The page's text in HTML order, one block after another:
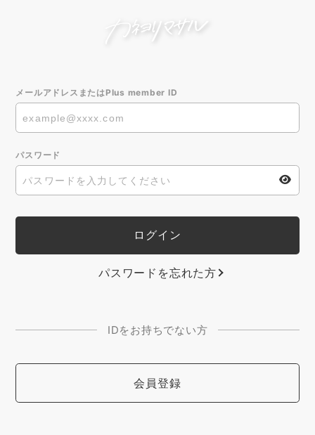
メールアドレスまたはPlus member ID
パスワード
パスワードを忘れた方
IDをお持ちでない方
会員登録